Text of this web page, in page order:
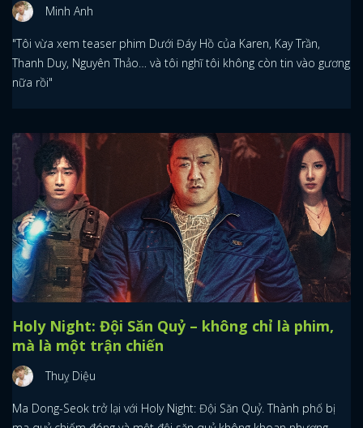
Minh Anh
"Tôi vừa xem teaser phim Dưới Đáy Hồ của Karen, Kay Trần,
Thanh Duy, Nguyên Thảo… và tôi nghĩ tôi không còn tin vào gương
nữa rồi"
Holy Night: Đội Săn Quỷ – không chỉ là phim,
mà là một trận chiến
Thuỵ Diệu
Ma Dong-Seok trở lại với Holy Night: Đội Săn Quỷ. Thành phố bị